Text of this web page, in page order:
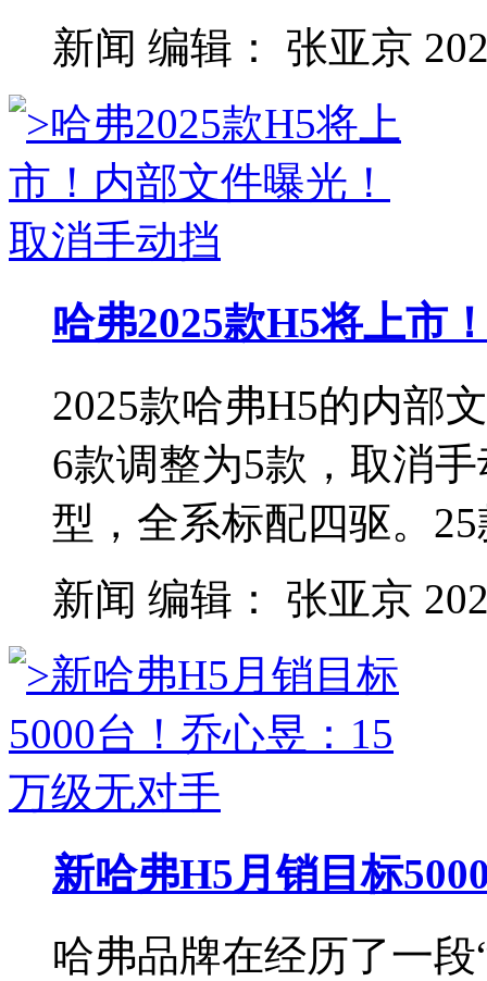
新闻 编辑： 张亚京
哈弗2025款H5将上市
2025款哈弗H5的内部
6款调整为5款，取消
型，全系标配四驱。
新闻 编辑： 张亚京
新哈弗H5月销目标
哈弗品牌在经历了一